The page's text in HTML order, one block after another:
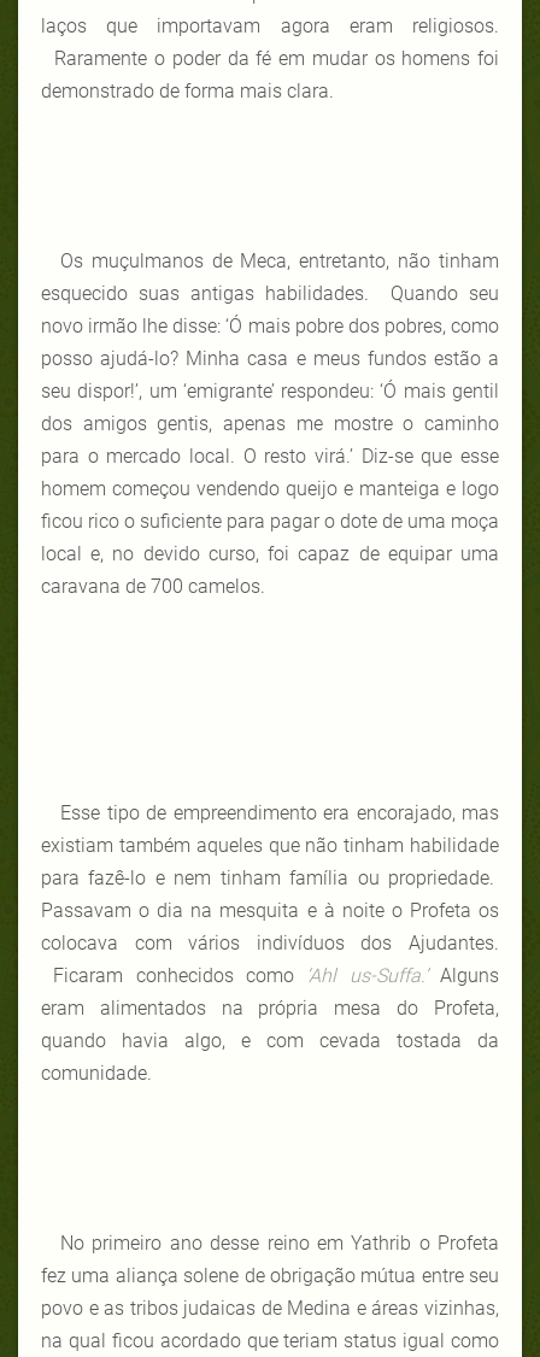
laços que importavam agora eram religiosos.
Raramente o poder da fé em mudar os homens foi
demonstrado de forma mais clara.
Os muçulmanos de Meca, entretanto, não tinham
esquecido suas antigas habilidades. Quando seu
novo irmão lhe disse: ‘Ó mais pobre dos pobres, como
posso ajudá-lo? Minha casa e meus fundos estão a
seu dispor!’, um ‘emigrante’ respondeu: ‘Ó mais gentil
dos amigos gentis, apenas me mostre o caminho
para o mercado local. O resto virá.’ Diz-se que esse
homem começou vendendo queijo e manteiga e logo
ficou rico o suficiente para pagar o dote de uma moça
local e, no devido curso, foi capaz de equipar uma
caravana de 700 camelos.
Esse tipo de empreendimento era encorajado, mas
existiam também aqueles que não tinham habilidade
para fazê-lo e nem tinham família ou propriedade.
Passavam o dia na mesquita e à noite o Profeta os
colocava com vários indivíduos dos Ajudantes.
Ficaram conhecidos como
‘Ahl us-Suffa.’ Alguns
eram alimentados na própria mesa do Profeta,
quando havia algo, e com cevada tostada da
comunidade.
No primeiro ano desse reino em Yathrib o Profeta
fez uma aliança solene de obrigação mútua entre seu
povo e as tribos judaicas de Medina e áreas vizinhas,
na qual ficou acordado que teriam status igual como